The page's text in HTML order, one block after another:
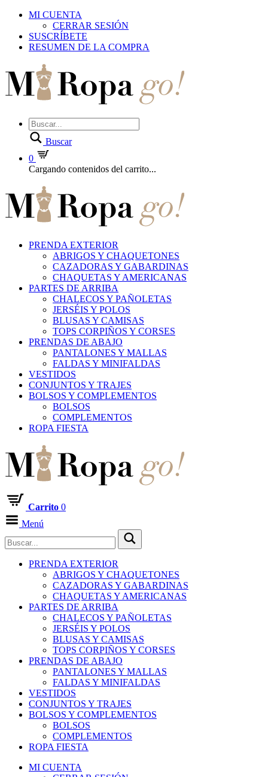
MI CUENTA
CERRAR SESIÓN
SUSCRÍBETE
RESUMEN DE LA COMPRA
Buscar
0
Cargando contenidos del carrito...
PRENDA EXTERIOR
ABRIGOS Y CHAQUETONES
CAZADORAS Y GABARDINAS
CHAQUETAS Y AMERICANAS
PARTES DE ARRIBA
CHALECOS Y PAÑOLETAS
JERSÉIS Y POLOS
BLUSAS Y CAMISAS
TOPS CORPIÑOS Y CORSES
PRENDAS DE ABAJO
PANTALONES Y MALLAS
FALDAS Y MINIFALDAS
VESTIDOS
CONJUNTOS Y TRAJES
BOLSOS Y COMPLEMENTOS
BOLSOS
COMPLEMENTOS
ROPA FIESTA
Carrito 0
Menú
PRENDA EXTERIOR
ABRIGOS Y CHAQUETONES
CAZADORAS Y GABARDINAS
CHAQUETAS Y AMERICANAS
PARTES DE ARRIBA
CHALECOS Y PAÑOLETAS
JERSÉIS Y POLOS
BLUSAS Y CAMISAS
TOPS CORPIÑOS Y CORSES
PRENDAS DE ABAJO
PANTALONES Y MALLAS
FALDAS Y MINIFALDAS
VESTIDOS
CONJUNTOS Y TRAJES
BOLSOS Y COMPLEMENTOS
BOLSOS
COMPLEMENTOS
ROPA FIESTA
MI CUENTA